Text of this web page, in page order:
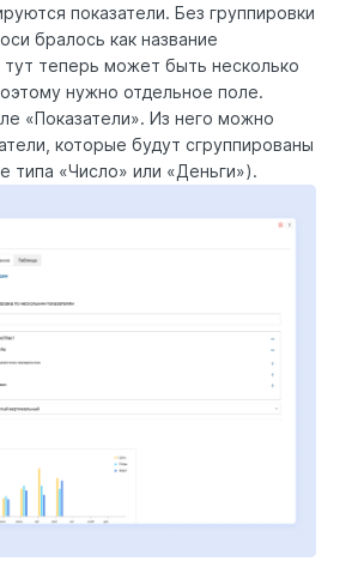
показатели. Без группировки
бралось как название
тут теперь может быть несколько
нужно отдельное поле.
«Показатели». Из него можно
которые будут сгруппированы
типа «Число» или «Деньги»).